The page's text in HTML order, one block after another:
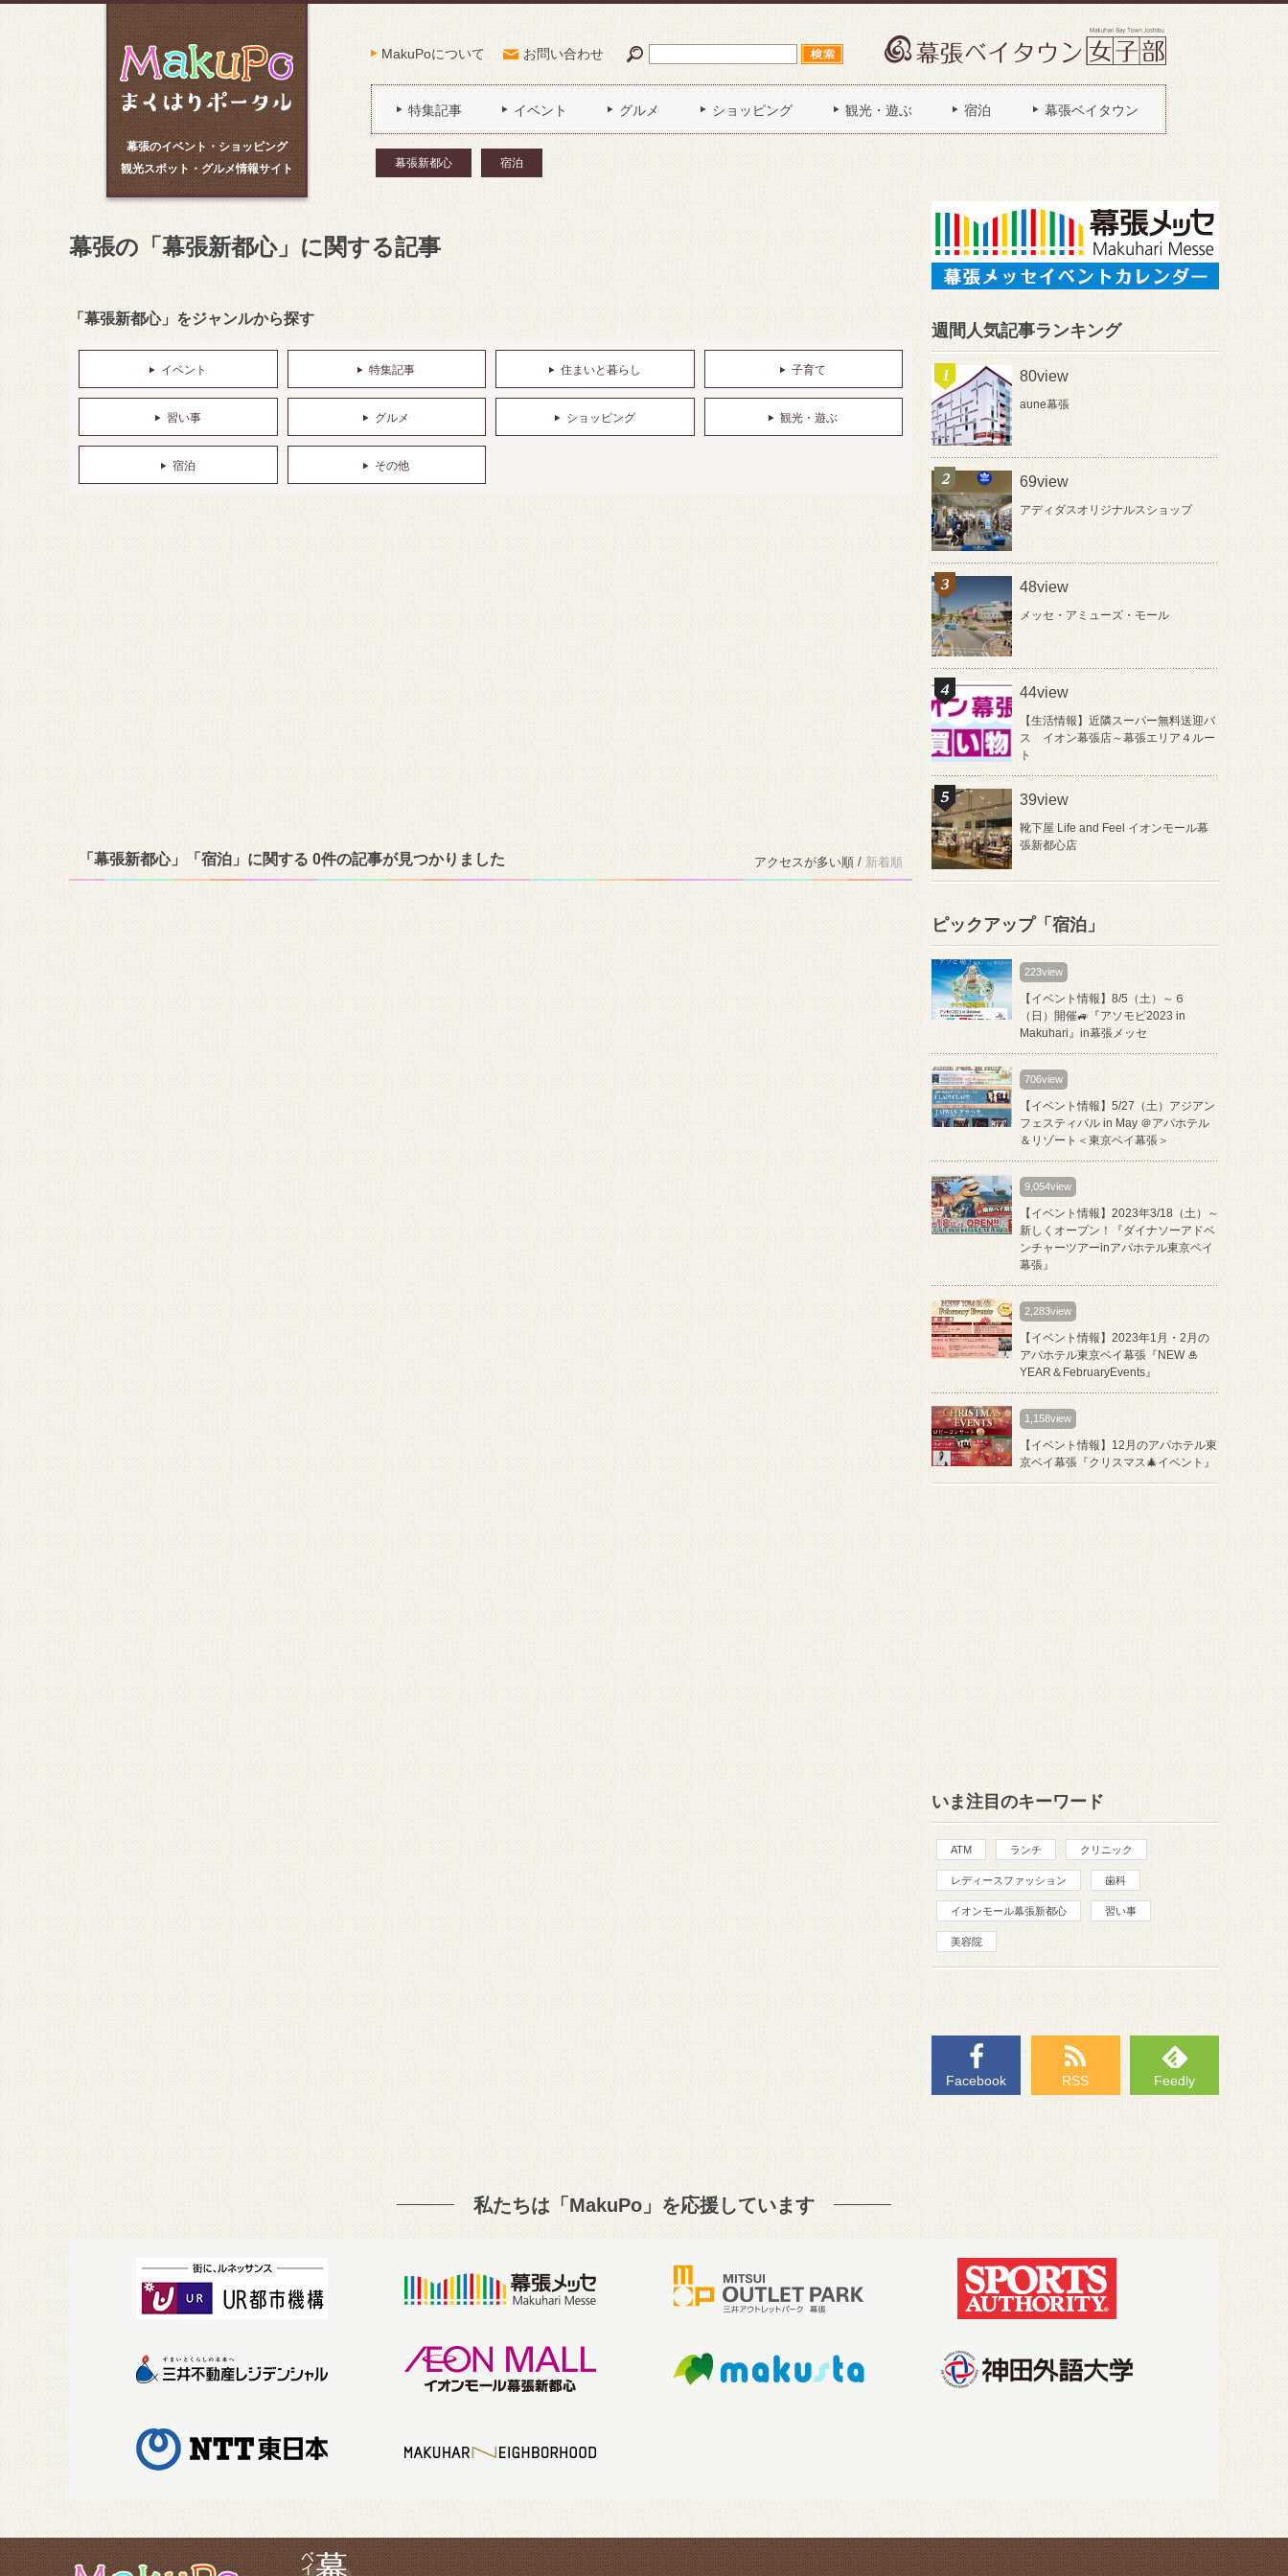
幕張のイベント・ショッピング
観光スポット・グルメ情報サイト
MakuPoについて お問い合わせ
特集記事 イベント グルメ ショッピング 観光・遊ぶ 宿泊 幕張ベイタウン
幕張新都心 宿泊
幕張の「幕張新都心」に関する記事
「幕張新都心」をジャンルから探す
イベント 特集記事 住まいと暮らし 子育て
習い事 グルメ ショッピング 観光・遊ぶ
宿泊 その他
「幕張新都心」「宿泊」に関する 0件の記事が見つかりました アクセスが多い順 / 新着順
週間人気記事ランキング
80view
aune幕張
69view
アディダスオリジナルスショップ
48view
メッセ・アミューズ・モール
44view
【生活情報】近隣スーパー無料送迎バ
ス イオン幕張店～幕張エリア４ルー
ト
39view
靴下屋 Life and Feel イオンモール幕
張新都心店
ピックアップ「宿泊」
223view
【イベント情報】8/5（土）～６
（日）開催🚙『アソモビ2023 in
Makuhari』in幕張メッセ
706view
【イベント情報】5/27（土）アジアン
フェスティバル in May ＠アパホテル
＆リゾート＜東京ベイ幕張＞
9,054view
【イベント情報】2023年3/18（土）～
新しくオープン！『ダイナソーアドベ
ンチャーツアーinアパホテル東京ベイ
幕張』
2,283view
【イベント情報】2023年1月・2月の
アパホテル東京ベイ幕張『NEW 🎍
YEAR＆FebruaryEvents』
1,158view
【イベント情報】12月のアパホテル東
京ベイ幕張『クリスマス🎄イベント』
いま注目のキーワード
ATM ランチ クリニック
レディースファッション 歯科
イオンモール幕張新都心 習い事
美容院
Facebook RSS Feedly
私たちは「MakuPo」を応援しています